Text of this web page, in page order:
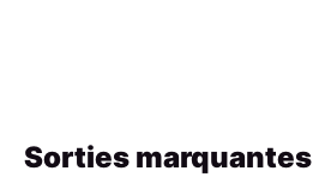
Sorties marquantes